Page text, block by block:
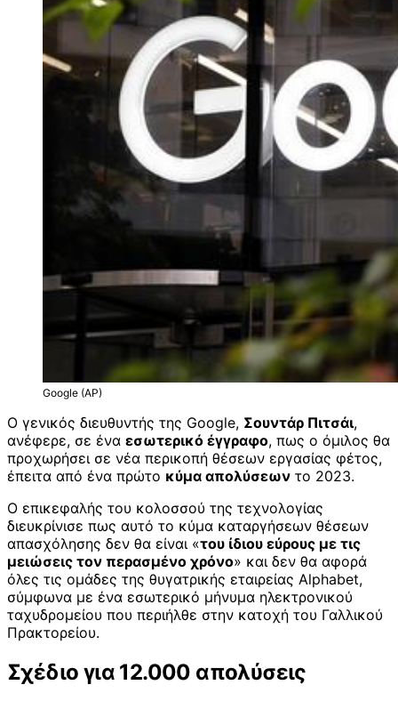
Google (AP)
Ο γενικός διευθυντής της Google, Σουντάρ Πιτσάι,
ανέφερε, σε ένα εσωτερικό έγγραφο, πως ο όμιλος θα
προχωρήσει σε νέα περικοπή θέσεων εργασίας φέτος,
έπειτα από ένα πρώτο κύμα απολύσεων το 2023.
Ο επικεφαλής του κολοσσού της τεχνολογίας
διευκρίνισε πως αυτό το κύμα καταργήσεων θέσεων
απασχόλησης δεν θα είναι «του ίδιου εύρους με τις
μειώσεις τον περασμένο χρόνο» και δεν θα αφορά
όλες τις ομάδες της θυγατρικής εταιρείας Alphabet,
σύμφωνα με ένα εσωτερικό μήνυμα ηλεκτρονικού
ταχυδρομείου που περιήλθε στην κατοχή του Γαλλικού
Πρακτορείου.
Σχέδιο για 12.000 απολύσεις